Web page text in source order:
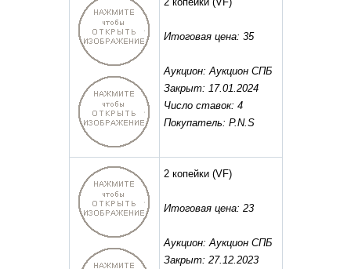
Итоговая цена: 35
Аукцион: Аукцион СПБ
Закрыт: 17.01.2024
Число ставок: 4
Покупатель: P.N.S
2 копейки (VF)
Итоговая цена: 23
Аукцион: Аукцион СПБ
Закрыт: 27.12.2023